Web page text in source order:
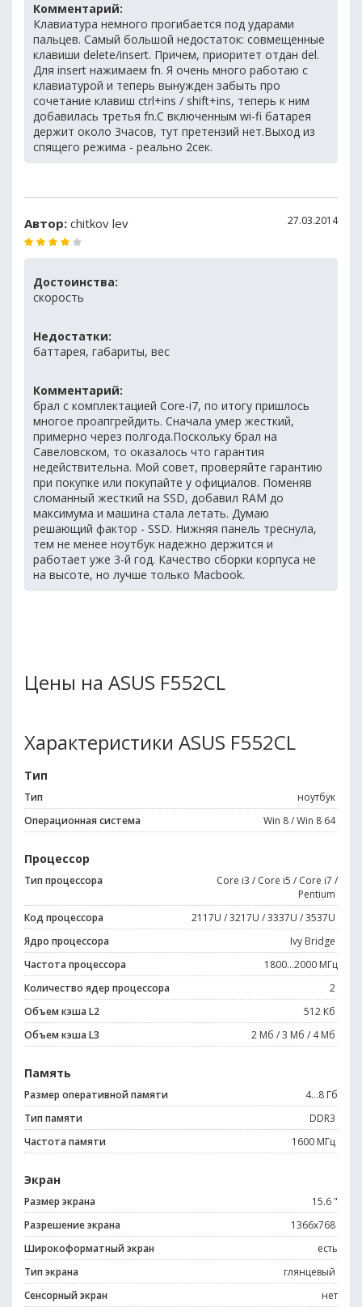
Комментарий:
Клавиатура немного прогибается под ударами
пальцев. Самый большой недостаток: совмещенные
клавиши delete/insert. Причем, приоритет отдан del.
Для insert нажимаем fn. Я очень много работаю с
клавиатурой и теперь вынужден забыть про
сочетание клавиш ctrl+ins / shift+ins, теперь к ним
добавилась третья fn.С включенным wi-fi батарея
держит около 3часов, тут претензий нет.Выход из
спящего режима - реально 2сек.
Автор: chitkov lev 27.03.2014
Достоинства:
скорость
Недостатки:
баттарея, габариты, вес
Комментарий:
брал с комплектацией Core-i7, по итогу пришлось
многое проапгрейдить. Сначала умер жесткий,
примерно через полгода.Поскольку брал на
Савеловском, то оказалось что гарантия
недействительна. Мой совет, проверяйте гарантию
при покупке или покупайте у официалов. Поменяв
сломанный жесткий на SSD, добавил RAM до
максимума и машина стала летать. Думаю
решающий фактор - SSD. Нижняя панель треснула,
тем не менее ноутбук надежно держится и
работает уже 3-й год. Качество сборки корпуса не
на высоте, но лучше только Macbook.
Цены на ASUS F552CL
Характеристики ASUS F552CL
Тип
Тип
ноутбук
Операционная система
Win 8 / Win 8 64
Процессор
Тип процессора
Core i3 / Core i5 / Core i7 /
Pentium
Код процессора
2117U / 3217U / 3337U / 3537U
Ядро процессора
Ivy Bridge
Частота процессора
1800...2000 МГц
Количество ядер процессора
2
Объем кэша L2
512 Кб
Объем кэша L3
2 Мб / 3 Мб / 4 Мб
Память
Размер оперативной памяти
4...8 Гб
Тип памяти
DDR3
Частота памяти
1600 МГц
Экран
Размер экрана
15.6 "
Разрешение экрана
1366x768
Широкоформатный экран
есть
Тип экрана
глянцевый
Сенсорный экран
нет